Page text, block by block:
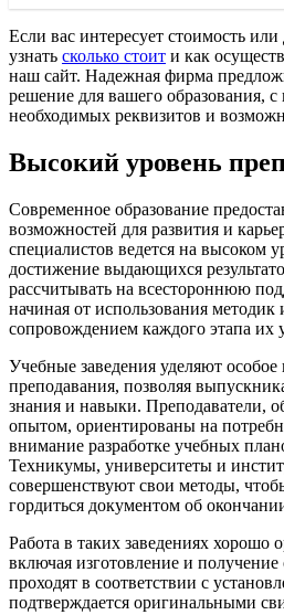
Если вас интересует стоимость
узнать сколько стоит и как
наш сайт. Надежная фирма
решение для вашего образования, с
необходимых реквизитов и
Высокий уровень
Современное образование
возможностей для развития и
специалистов ведется на высоком
достижение выдающихся
рассчитывать на всестороннюю
начиная от использования методик
сопровождением каждого этапа их
Учебные заведения уделяют особое
преподавания, позволяя
знания и навыки. Преподаватели,
опытом, ориентированы на
внимание разработке учебных
Техникумы, университеты и
совершенствуют свои методы,
гордиться документом об
Работа в таких заведениях хорошо
включая изготовление и
проходят в соответствии с
подтверждается оригинальными